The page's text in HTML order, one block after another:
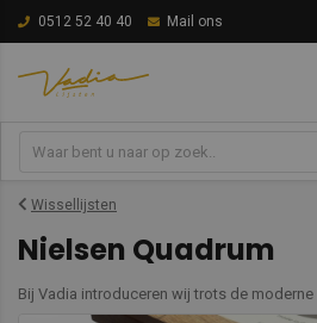
0512 52 40 40 Mail ons
Wissellijsten
Nielsen Quadrum
Bij Vadia introduceren wij trots de moderne